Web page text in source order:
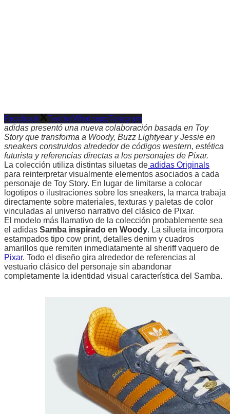
Facebook TwitterWhatsappTelegram
adidas presentó una nueva colaboración basada en Toy
Story que transforma a Woody, Buzz Lightyear y Jessie en
sneakers construidos alrededor de códigos western, estética
futurista y referencias directas a los personajes de Pixar.
La colección utiliza distintas siluetas de adidas Originals
para reinterpretar visualmente elementos asociados a cada
personaje de Toy Story. En lugar de limitarse a colocar
logotipos o ilustraciones sobre los sneakers, la marca trabaja
directamente sobre materiales, texturas y paletas de color
vinculadas al universo narrativo del clásico de Pixar.
El modelo más llamativo de la colección probablemente sea
el adidas Samba inspirado en Woody. La silueta incorpora
estampados tipo cow print, detalles denim y cuadros
amarillos que remiten inmediatamente al sheriff vaquero de
Pixar. Todo el diseño gira alrededor de referencias al
vestuario clásico del personaje sin abandonar
completamente la identidad visual característica del Samba.